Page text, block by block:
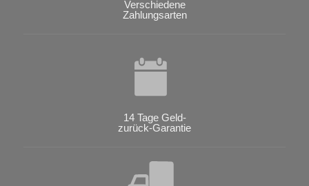
Verschiedene
Zahlungsarten
14 Tage Geld-
zurück-Garantie